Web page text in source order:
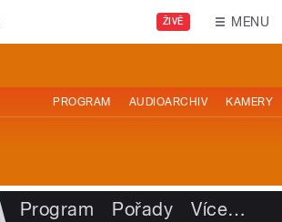
ŽIVĚ MENU
PROGRAM AUDIOARCHIV KAMERY
Program Pořady Více…